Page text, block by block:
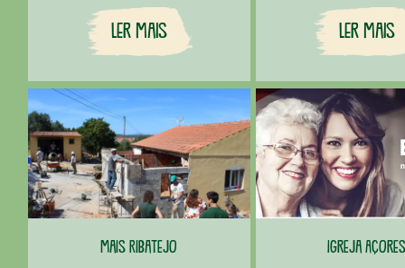
Ler Mais Ler Mais
Mais Ribatejo Igreja